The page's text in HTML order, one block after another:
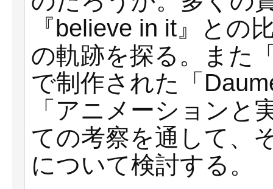
『believe in it』との
の軌跡を探る。また
で制作された「
「アニメーションと
ての考察を通して、
について検討する。